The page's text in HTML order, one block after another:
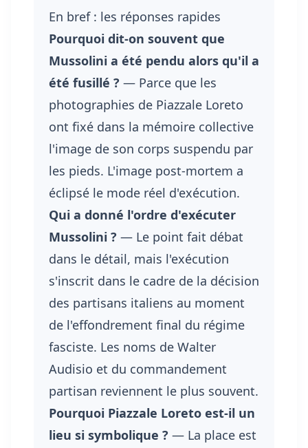
En bref : les réponses rapides
Pourquoi dit-on souvent que
Mussolini a été pendu alors qu'il a
été fusillé ? — Parce que les
photographies de Piazzale Loreto
ont fixé dans la mémoire collective
l'image de son corps suspendu par
les pieds. L'image post-mortem a
éclipsé le mode réel d'exécution.
Qui a donné l'ordre d'exécuter
Mussolini ? — Le point fait débat
dans le détail, mais l'exécution
s'inscrit dans le cadre de la décision
des partisans italiens au moment
de l'effondrement final du régime
fasciste. Les noms de Walter
Audisio et du commandement
partisan reviennent le plus souvent.
Pourquoi Piazzale Loreto est-il un
lieu si symbolique ? — La place est